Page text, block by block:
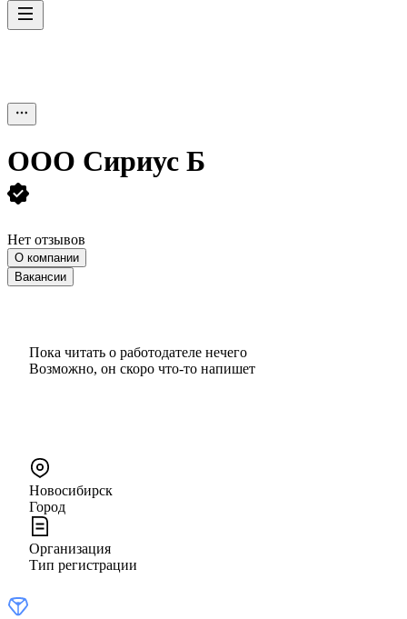
ООО Сириус Б
Нет отзывов
О компании
Вакансии
Пока читать о работодателе нечего
Возможно, он скоро что‑то напишет
Новосибирск
Город
Организация
Тип регистрации